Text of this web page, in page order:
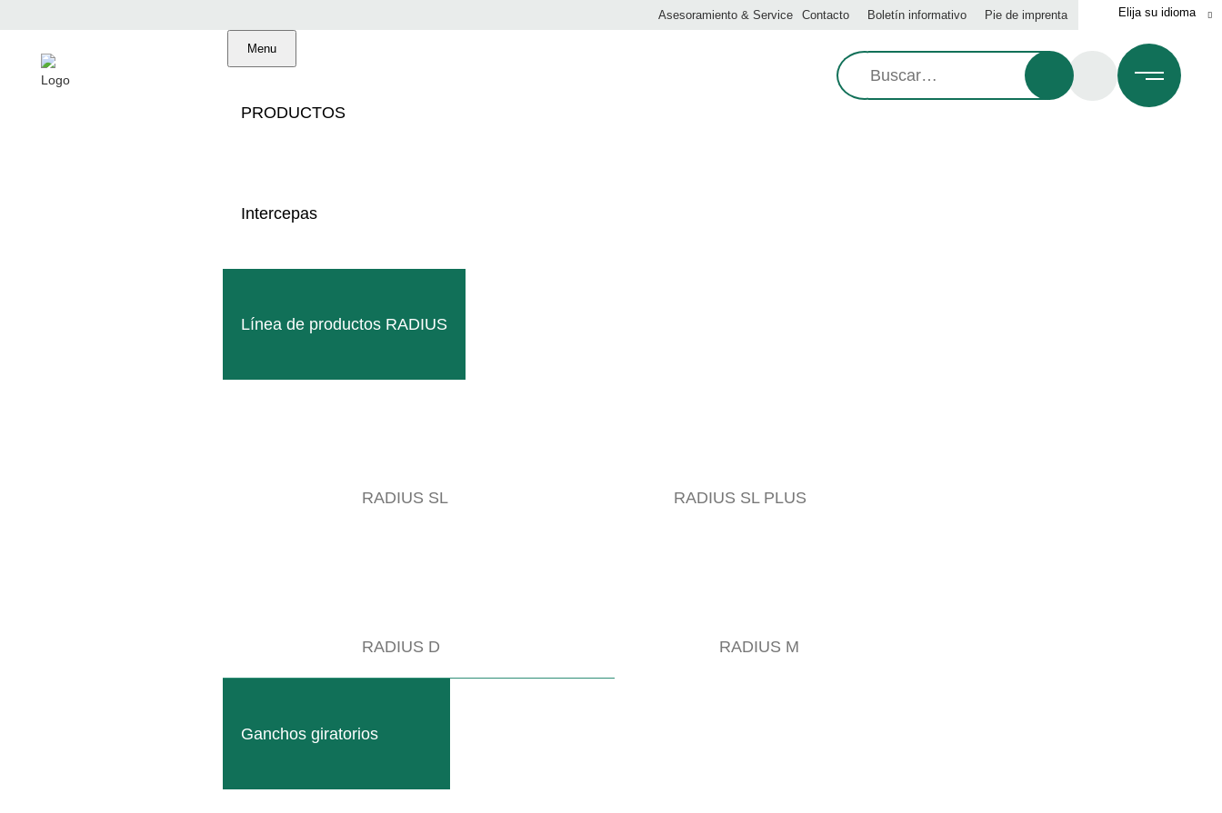
Asesoramiento & Service Contacto Boletín informativo Pie de imprenta
Busque
en:
Menu
PRODUCTOS
Intercepas
Línea de productos RADIUS
RADIUS SL RADIUS SL PLUS
RADIUS D RADIUS M
Ganchos giratorios